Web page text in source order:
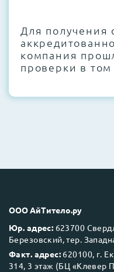
Этап 4:Стресс-
нагрузкой в
проверки
Next Business
Для получения
компания
проверки в
ООО АйТитело.ру
Юр. адрес: 623700
Березовский, тер.
Факт. адрес: 620100, г.
314, 3 этаж (БЦ «Клевер